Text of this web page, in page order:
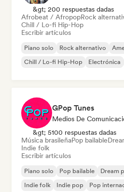
&gt; 200 respuestas dadas
Afrobeat / AfropopRock
Chill / Lo-fi Hip-Hop
Escribir artículos
Piano solo Rock alternativo
Chill / Lo-fi Hip-Hop
Electrónica
GPop Tunes
Medios De
&gt; 5100 respuestas dadas
Música brasileñaPop bailable
Indie folk
Escribir artículos
Piano solo Pop bailable Dream
Indie folk
Indie pop Pop